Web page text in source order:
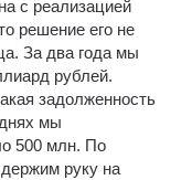
с реализацией
решение его не
За два года мы
рублей.
задолженность
мы
500 млн. По
руку на